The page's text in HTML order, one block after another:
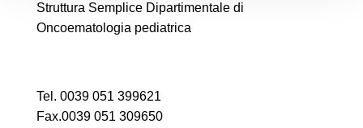
Struttura Semplice Dipartimentale di
Oncoematologia pediatrica
Tel. 0039 051 399621
Fax.0039 051 309650